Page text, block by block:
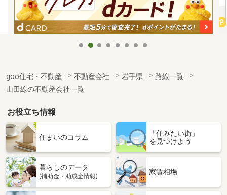
goo住宅・不動産 不動産会社 岩手県
路線一覧
山田線の不動産会社一覧
お役立ち情報
住まいのコラム
「住みたい街」
を見つけよう
暮らしのデータ
(補助金・助成金情報)
家賃相場